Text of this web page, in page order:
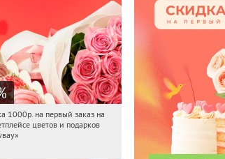
Получили:
1000р. на первый заказ на
цветов и подарков